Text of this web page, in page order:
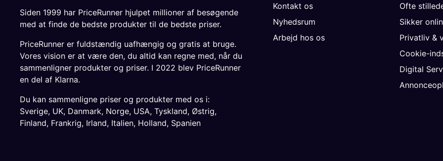
Kontakt os
Nyhedsrum
Arbejd hos os
Ofte
Sikker
Privatliv &
Cookie-
Digital
Siden 1999 har PriceRunner hjulpet millioner af besøgende
med at finde de bedste produkter til de bedste priser.
PriceRunner er fuldstændig uafhængig og gratis at bruge.
Vores vision er at være den, du altid kan regne med, når du
sammenligner produkter og priser. I 2022 blev PriceRunner
en del af Klarna.
Du kan sammenligne priser og produkter med os i:
Sverige, UK, Danmark, Norge, USA, Tyskland, Østrig,
Finland, Frankrig, Irland, Italien, Holland, Spanien